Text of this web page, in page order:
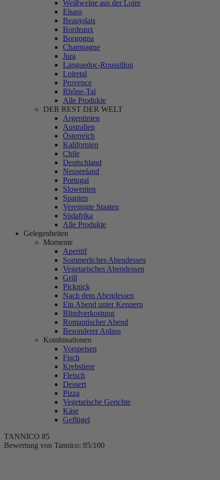
Weißweine aus der Loire
Elsass
Beaujolais
Bordeaux
Borgogna
Champagne
Jura
Languedoc-Roussillon
Loiretal
Provence
Rhône-Tal
Alle Produkte
DER REST DER WELT
Argentinien
Australien
Österreich
Kalifornien
Chile
Deutschland
Neuseeland
Portugal
Slowenien
Spanien
Vereinigte Staaten
Südafrika
Alle Produkte
Gelegenheiten
Momente
Aperitif
Sommerliches Abendessen
Vegetarisches Abendessen
Grill
Picknick
Nach dem Abendessen
Ein Abend unter Kennern
Blindverkostung
Romantischer Abend
Besonderer Anlass
Kombinationen
Vorspeisen
Fisch
Krebstiere
Fleisch
Dessert
Pizza
Vegetarische Gerichte
Käse
Geflügel
TANNICO 85
Bewertung von Tannico: 85/100